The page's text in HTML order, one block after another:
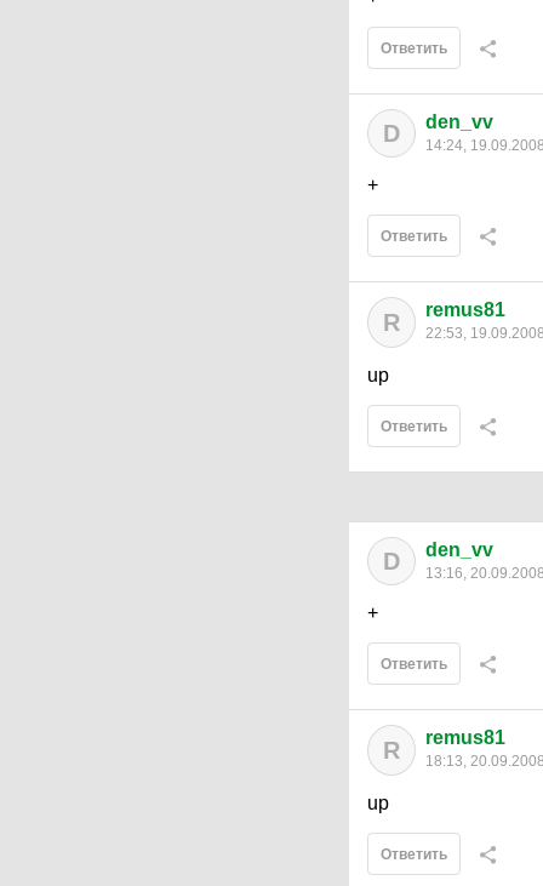
Ответить
D den_vv
14:24, 19.09.2008
+
Ответить
R remus81
22:53, 19.09.2008
up
Ответить
D den_vv
13:16, 20.09.2008
+
Ответить
R remus81
18:13, 20.09.2008
up
Ответить